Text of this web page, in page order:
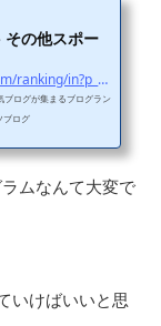
の他スポー
https://sports.blogmura.com/swim/ranking/in?p_cid=11114970
ブログが集まるブログラン
ブログ
ムなんて大変で
いけばいいと思